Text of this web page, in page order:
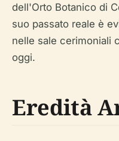
dell'Orto Botanico di
suo passato reale è
nelle sale cerimoniali
oggi.
Eredità